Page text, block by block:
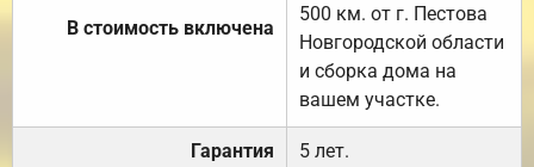
В стоимость включена
500 км. от г. Пестова
Новгородской области
и сборка дома на
вашем участке.
Гарантия 5 лет.